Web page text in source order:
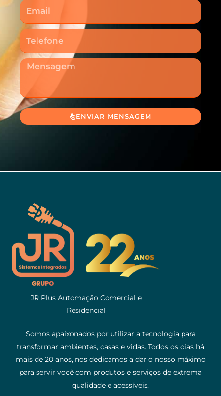
Email
Telefone
Mensagem
ENVIAR MENSAGEM
JR Plus Automação Comercial e
Residencial
Somos apaixonados por utilizar a tecnologia para
transformar ambientes, casas e vidas. Todos os dias há
mais de 20 anos, nos dedicamos a dar o nosso máximo
para servir você com produtos e serviços de extrema
qualidade e acessíveis.